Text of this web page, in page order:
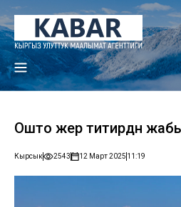
Ошто жер титирөөдөн
Кырсык 2543 12 Март 2025 11:19